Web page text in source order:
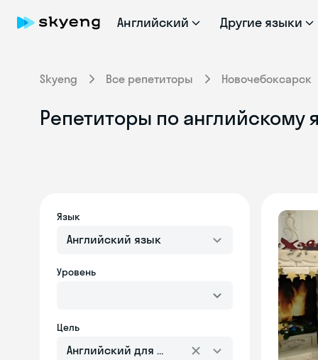
Английский Другие языки
Skyeng Все репетиторы Новочебоксарск
Репетиторы по английскому
Язык
Английский язык
Уровень
Цель
Английский для взрослых